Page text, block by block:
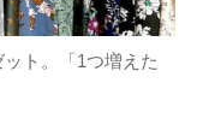
ト。「1つ増えた